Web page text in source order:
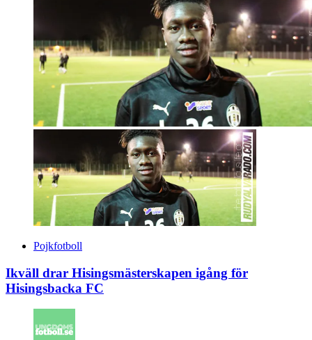
Pojkfotboll
Ikväll drar Hisingsmästerskapen igång för
Hisingsbacka FC